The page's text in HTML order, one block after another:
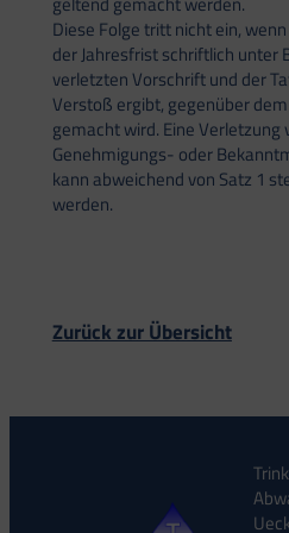
Diese Folge tritt nicht ein,
der Jahresfrist schriftlich unter
verletzten Vorschrift und der
Verstoß ergibt, gegenüber
gemacht wird. Eine Verletzung
Genehmigungs- oder
kann abweichend von Satz 1
werden.
Zurück zur Übersicht